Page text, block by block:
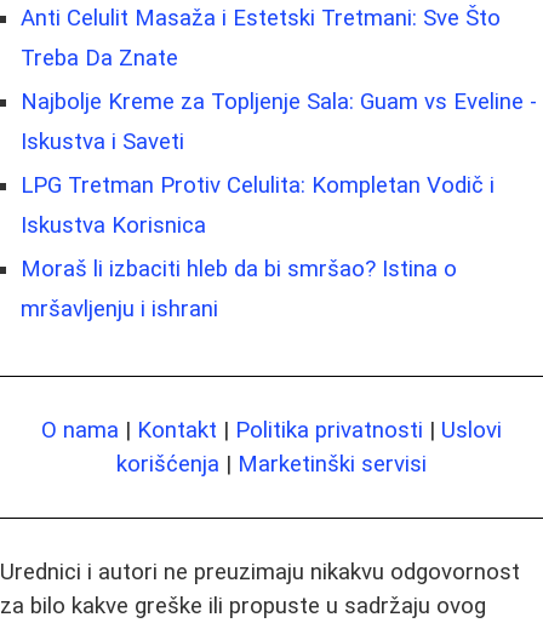
Anti Celulit Masaža i Estetski Tretmani: Sve Što
Treba Da Znate
Najbolje Kreme za Topljenje Sala: Guam vs Eveline -
Iskustva i Saveti
LPG Tretman Protiv Celulita: Kompletan Vodič i
Iskustva Korisnica
Moraš li izbaciti hleb da bi smršao? Istina o
mršavljenju i ishrani
O nama | Kontakt | Politika privatnosti | Uslovi
korišćenja | Marketinški servisi
Urednici i autori ne preuzimaju nikakvu odgovornost
za bilo kakve greške ili propuste u sadržaju ovog